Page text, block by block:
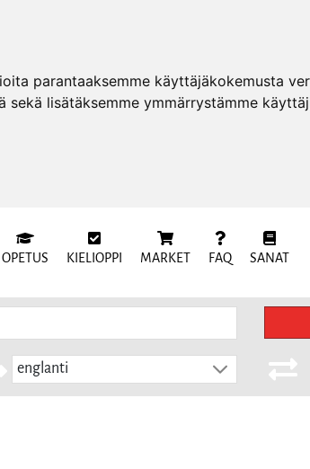
parantaaksemme käyttäjäkokemusta
sekä lisätäksemme ymmärrystämme
OPETUS KIELIOPPI MARKET FAQ SANAT
englanti